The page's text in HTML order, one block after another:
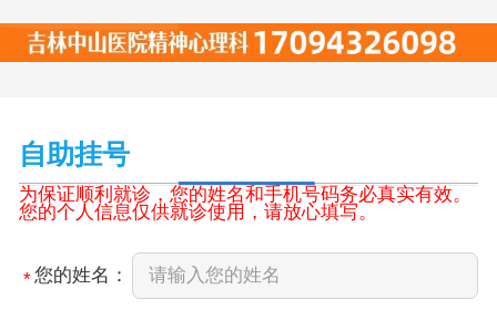
自助挂号
为保证顺利就诊，您的姓名和手机号码务必真实有效。
您的个人信息仅供就诊使用，请放心填写。
*您的姓名：